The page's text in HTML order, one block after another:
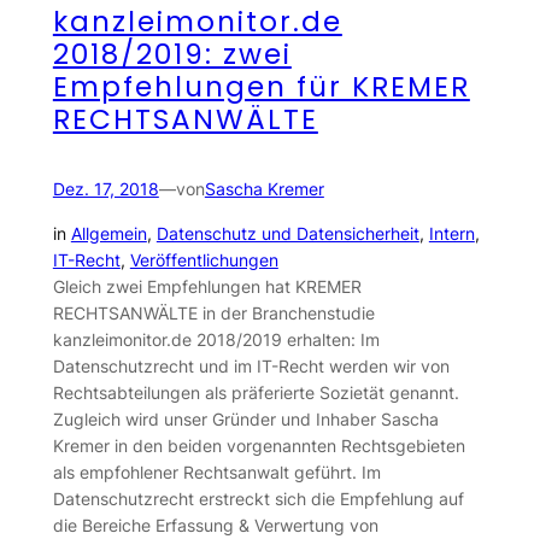
kanzleimonitor.de
2018/2019: zwei
Empfehlungen für KREMER
RECHTSANWÄLTE
Dez. 17, 2018—vonSascha Kremer
in Allgemein, Datenschutz und Datensicherheit, Intern
IT-Recht, Veröffentlichungen
Gleich zwei Empfehlungen hat KREMER
RECHTSANWÄLTE in der Branchenstudie
kanzleimonitor.de 2018/2019 erhalten: Im
Datenschutzrecht und im IT-Recht werden wir von
Rechtsabteilungen als präferierte Sozietät genannt.
Zugleich wird unser Gründer und Inhaber Sascha
Kremer in den beiden vorgenannten Rechtsgebieten
als empfohlener Rechtsanwalt geführt. Im
Datenschutzrecht erstreckt sich die Empfehlung auf
die Bereiche Erfassung & Verwertung von